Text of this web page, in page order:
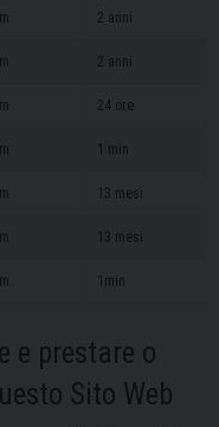
2 anni
2 anni
24 ore
1 min
13 mesi
13 mesi
1min
e prestare o
Sito Web